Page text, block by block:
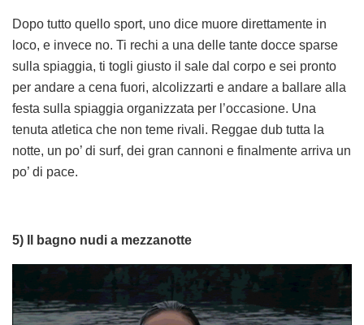
Dopo tutto quello sport, uno dice muore direttamente in
loco, e invece no. Ti rechi a una delle tante docce sparse
sulla spiaggia, ti togli giusto il sale dal corpo e sei pronto
per andare a cena fuori, alcolizzarti e andare a ballare alla
festa sulla spiaggia organizzata per l’occasione. Una
tenuta atletica che non teme rivali. Reggae dub tutta la
notte, un po’ di surf, dei gran cannoni e finalmente arriva un
po’ di pace.
5) Il bagno nudi a mezzanotte